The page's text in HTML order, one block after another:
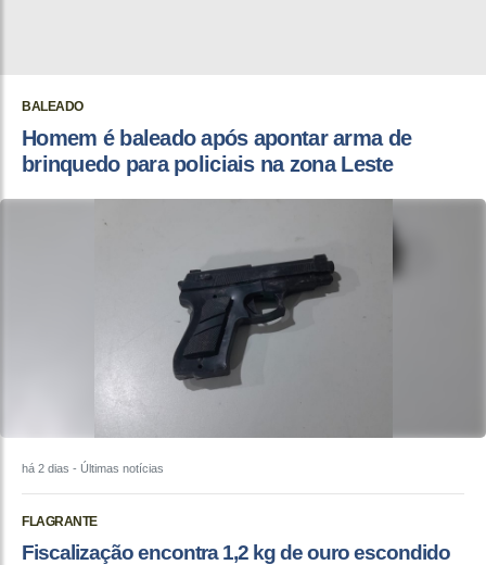
BALEADO
Homem é baleado após apontar arma de
brinquedo para policiais na zona Leste
há 2 dias - Últimas notícias
FLAGRANTE
Fiscalização encontra 1,2 kg de ouro escondido